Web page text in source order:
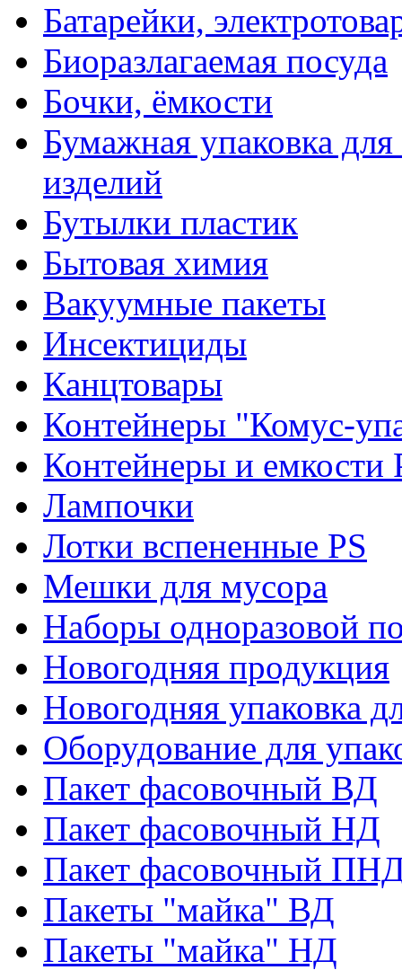
Батарейки,
Биоразлагаемая посуда
Бочки, ёмкости
Бумажная упаковка
изделий
Бутылки пластик
Бытовая химия
Вакуумные пакеты
Инсектициды
Канцтовары
Контейнеры "Комус-
Контейнеры и емкости
Лампочки
Лотки вспененные PS
Мешки для мусора
Наборы одноразовой
Новогодняя продукция
Новогодняя упаковка
Оборудование для
Пакет фасовочный ВД
Пакет фасовочный НД
Пакет фасовочный
Пакеты "майка" ВД
Пакеты "майка" НД